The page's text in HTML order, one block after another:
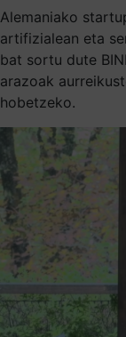
Alemaniako
artifizialean eta
bat sortu dute
arazoak
hobetzeko.